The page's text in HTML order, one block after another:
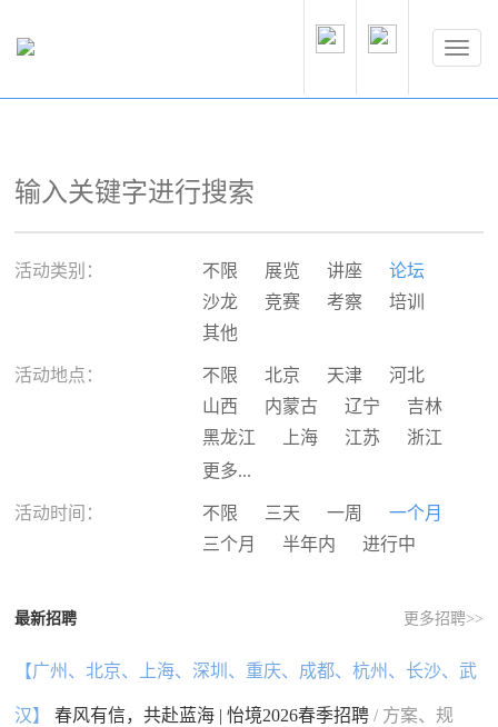
活动类别： 不限 展览 讲座
论坛
沙龙
竞赛 考察
培训
其他
活动地点： 不限 北京 天津
河北
山西
内蒙古 辽宁
吉林
黑龙江
上海 江苏
浙江
安徽
广东
广西
海南 重庆
四川
国外
更多...
活动时间： 不限 三天 一周
一个月
三个月
半年内 进行中
最新招聘 更多招聘>>
【广州、北京、上海、深圳、重庆、成都、杭州、长沙、武
汉】 春风有信，共赴蓝海 | 怡境2026春季招聘/ 方案、规